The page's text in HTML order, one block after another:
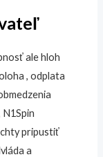
ale hloh
, odplata
pripustiť
a